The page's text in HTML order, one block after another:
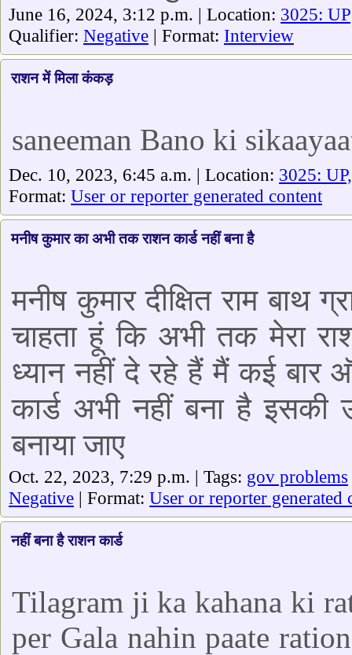
June 16, 2024, 3:12 p.m. | Location: 3025: UP
Qualifier: Negative | Format: Interview
राशन में मिला कंकड़
saneeman Bano ki
Dec. 10, 2023, 6:45 a.m. | Location: 3025:
Format: User or reporter generated content
मनीष कुमार का अभी तक राशन कार्ड नहीं बना है
मनीष कुमार दीक्षित राम बाथ
चाहता हूं कि अभी तक मेरा
ध्यान नहीं दे रहे हैं मैं कई बार
कार्ड अभी नहीं बना है इसकी
बनाया जाए
Oct. 22, 2023, 7:29 p.m. | Tags: gov problems
Negative | Format: User or reporter generated
नहीं बना है राशन कार्ड
Tilagram ji ka kahana ki
per Gala nahin paate